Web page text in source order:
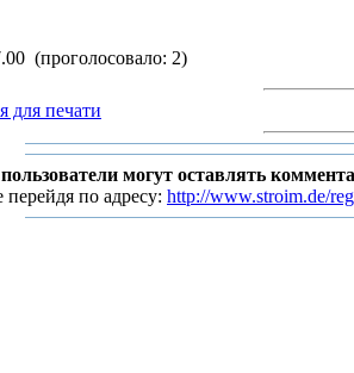
(проголосовало: 2)
для печати
могут оставлять
по адресу: http://www.stroim.de/